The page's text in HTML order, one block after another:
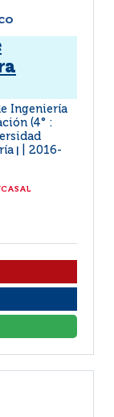
Ingeniería
(4° :
2016-